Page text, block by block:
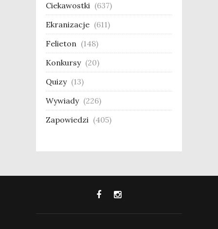
Ciekawostki (637)
Ekranizacje (611)
Felieton (148)
Konkursy (20)
Quizy (13)
Wywiady (226)
Zapowiedzi (405)